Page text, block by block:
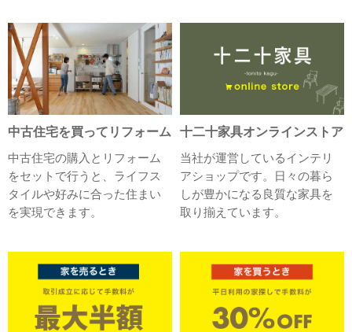
中古住宅を買ってリフォーム
中古住宅の購入とリフォーム
をセットで行うと、ライフス
タイルや好みに合った住まい
を実現できます。
十二十家具オンラインストア
当社が運営しているインテリ
アショップです。日々の暮ら
しが豊かになる良質な家具を
取り揃えています。